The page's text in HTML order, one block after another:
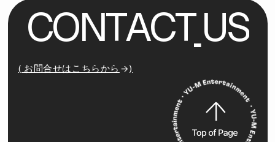
CONTACT US
( お問合せはこちらから )